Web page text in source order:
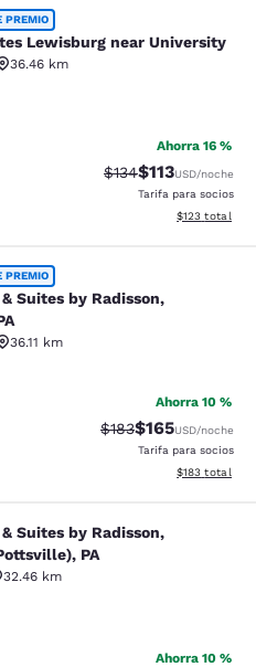
near
PREMIO
Lewisburg near University
36.46 km
estrellas. Excelente. 1011 reseñas
Ahorra 16 %
Precio tachado:
$134Precio con
$113USD/noche
Tarifa para socios
Ver detalles
$123 total
by Radisson,
PREMIO
Suites by Radisson,
36.11 km
estrellas. Excepcional. 592
Ahorra 10 %
Precio tachado:
$183Precio con
$165USD/noche
Tarifa para socios
Ver detalles
$183 total
by Radisson,
Suites by Radisson,
PA
32.46 km
estrellas. Excelente. 268 reseñas
Ahorra 10 %